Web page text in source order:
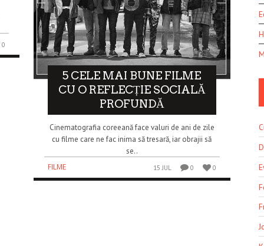
0
5 CELE MAI BUNE FILME
CU O REFLECȚIE SOCIALĂ
PROFUNDĂ
Cinematografia coreeană face valuri de ani de zile
cu filme care ne fac inima să tresară, iar obrajii să
se..
FILME
15 JUL 0 0